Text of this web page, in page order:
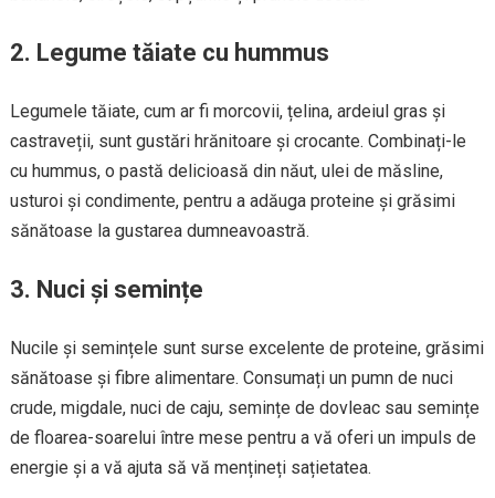
2. Legume tăiate cu hummus
Legumele tăiate, cum ar fi morcovii, țelina, ardeiul gras și
castraveții, sunt gustări hrănitoare și crocante. Combinați-le
cu hummus, o pastă delicioasă din năut, ulei de măsline,
usturoi și condimente, pentru a adăuga proteine și grăsimi
sănătoase la gustarea dumneavoastră.
3. Nuci și semințe
Nucile și semințele sunt surse excelente de proteine, grăsimi
sănătoase și fibre alimentare. Consumați un pumn de nuci
crude, migdale, nuci de caju, semințe de dovleac sau semințe
de floarea-soarelui între mese pentru a vă oferi un impuls de
energie și a vă ajuta să vă mențineți sațietatea.